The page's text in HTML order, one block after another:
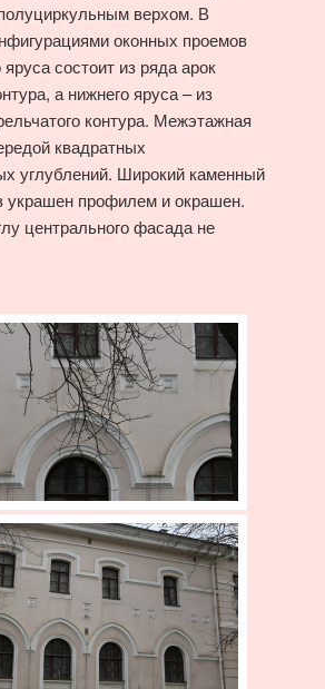
верхом. В
оконных проемов
яруса состоит из ряда арок
а нижнего яруса – из
контура. Межэтажная
квадратных
углублений. Широкий каменный
украшен профилем и окрашен.
центрального фасада не